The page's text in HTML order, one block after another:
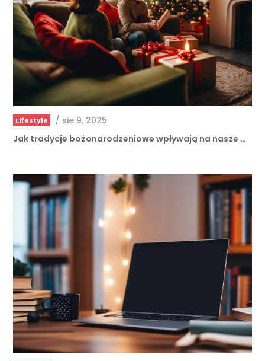
Lifestyle / sie 9, 2025
Jak tradycje bożonarodzeniowe wpływają na nasze …
Lifestyle / sty 26, 2025